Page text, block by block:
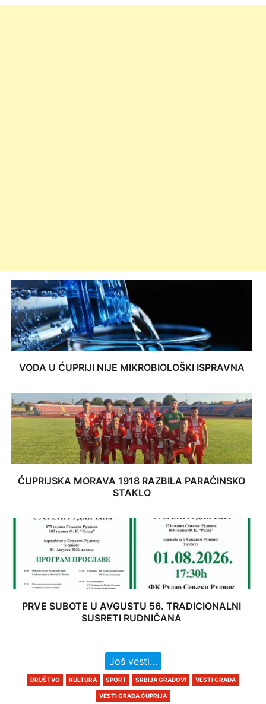
VODA U ĆUPRIJI NIJE MIKROBIOLOŠKI ISPRAVNA
ĆUPRIJSKA MORAVA 1918 RAZBILA PARAĆINSKO
STAKLO
PRVE SUBOTE U AVGUSTU 56. TRADICIONALNI
SUSRETI RUDNIČANA
Još vesti…
DRUŠTVO KULTURA SPORT SRBIJA GRADOVI VESTI GRADA
VESTI GRADA ĆUPRIJA